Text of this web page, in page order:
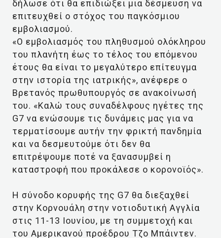
δήλωσε ότι θα επιδιώξει μια δέσμευση να
επιτευχθεί ο στόχος του παγκόσμιου
εμβολιασμού.
«Ο εμβολιασμός του πληθυσμού ολόκληρου
του πλανήτη έως το τέλος του επόμενου
έτους θα είναι το μεγαλύτερο επίτευγμα
στην ιστορία της ιατρικής», ανέφερε ο
Βρετανός πρωθυπουργός σε ανακοίνωσή
του. «Καλώ τους συναδέλφους ηγέτες της
G7 να ενώσουμε τις δυνάμεις μας για να
τερματίσουμε αυτήν την φρικτή πανδημία
και να δεσμευτούμε ότι δεν θα
επιτρέψουμε ποτέ να ξανασυμβεί η
καταστροφή που προκάλεσε ο κορονοϊός».
Η σύνοδο κορυφής της G7 θα διεξαχθεί
στην Κορνουάλη στην νοτιοδυτική Αγγλία
στις 11-13 Ιουνίου, με τη συμμετοχή και
του Αμερικανού προέδρου Τζο Μπάιντεν.